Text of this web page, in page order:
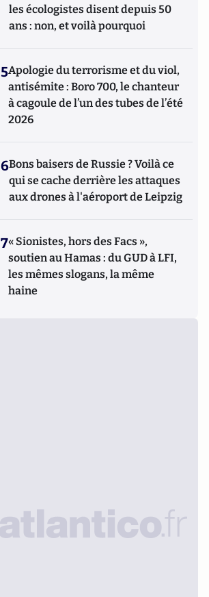
les écologistes disent depuis 50
ans : non, et voilà pourquoi
5Apologie du terrorisme et du viol,
antisémite : Boro 700, le chanteur
à cagoule de l’un des tubes de l’été
2026
6Bons baisers de Russie ? Voilà ce
qui se cache derrière les attaques
aux drones à l'aéroport de Leipzig
7« Sionistes, hors des Facs »,
soutien au Hamas : du GUD à LFI,
les mêmes slogans, la même
haine